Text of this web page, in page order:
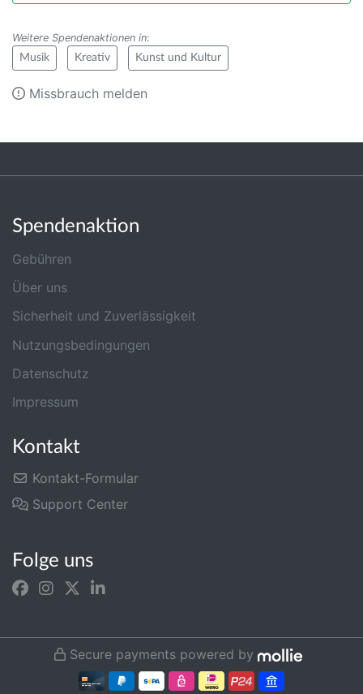
Weitere Spendenaktionen in:
Musik Kreativ Kunst und Kultur
Missbrauch melden
Spendenaktion
Gebühren
Über uns
Sicherheit und Zuverlässigkeit
Nutzungsbedingungen
Datenschutz
Impressum
Kontakt
Kontakt-Formular
Support Center
Folge uns
Secure payments powered by